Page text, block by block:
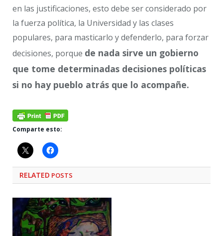
en las justificaciones, esto debe ser considerado por
la fuerza política, la Universidad y las clases
populares, para masticarlo y defenderlo, para forzar
decisiones, porque de nada sirve un gobierno
que tome determinadas decisiones políticas
si no hay pueblo atrás que lo acompañe.
Comparte esto:
RELATED POSTS